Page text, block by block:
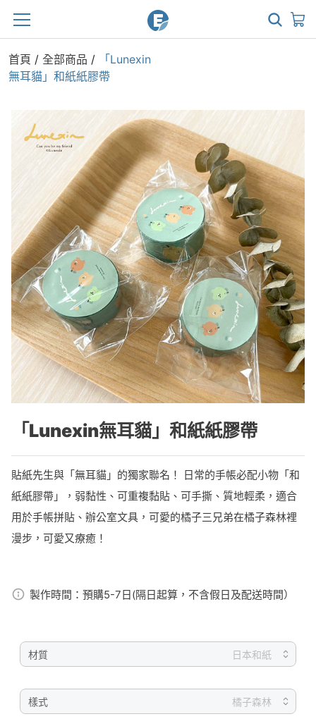
首頁 / 全部商品 /
「Lunexin
無耳貓」和紙紙膠帶
「Lunexin無耳貓」和紙紙膠帶
貼紙先生與「無耳貓」的獨家聯名！ 日常的手帳必配小物「和
紙紙膠帶」，弱黏性、可重複黏貼、可手撕、質地輕柔，適合
用於手帳拼貼、辦公室文具，可愛的橘子三兄弟在橘子森林裡
漫步，可愛又療癒！
製作時間： 預購5-7日(隔日起算，不含假日及配送時間）
材質
樣式